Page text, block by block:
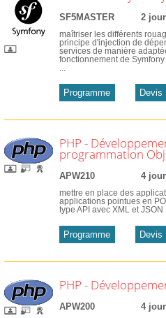
SF5MASTER 2
maîtriser les différents
principe d'injection de
services de manière
fonctionnement de
Programme Devis
PHP -
programmation
APW210 4
mettre en place des
applications pointues en
type API avec XML et JSON
Programme Devis
PHP -
APW200 4